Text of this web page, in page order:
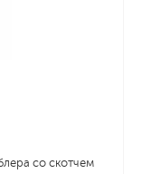
со скотчем